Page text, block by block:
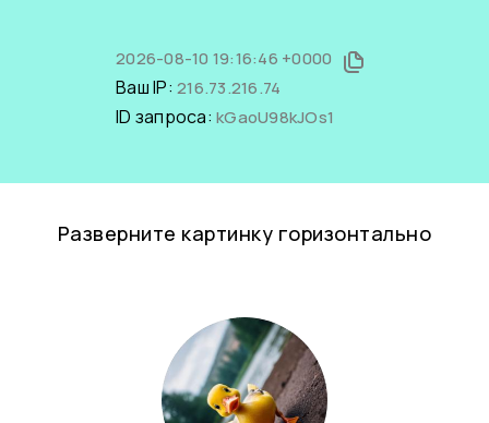
2026-08-10 19:16:46 +0000
Ваш IP: 216.73.216.74
ID запроса: kGaoU98kJOs1
Разверните картинку горизонтально